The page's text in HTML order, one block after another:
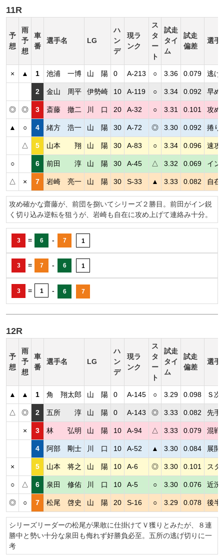
11R
予
想
雨
予
想
車
番
選手名 LG
ハ
ン
デ
現ラ
ンク
ス
タ
ー
ト
試走
タイ
ム
試走
偏差
選手
× ▲ 1 池浦 一博 山 陽 0 A-213 ○ 3.36 0.079 逃げ
2 金山 周平 伊勢崎 10 A-119 ○ 3.34 0.092 早め
◎ ◎ 3 斎藤 撤二 川 口 20 A-32 ○ 3.31 0.101 攻め
▲ ○ 4 緒方 浩一 山 陽 30 A-72 ◎ 3.30 0.092 捲り
△ 5 山本 翔 山 陽 30 A-83 ○ 3.34 0.096 速攻
○ 6 前田 淳 山 陽 30 A-45 △ 3.32 0.069 イン
△ × 7 岩崎 亮一 山 陽 30 S-33 ▲ 3.33 0.082 自在
攻め確かな齋藤が、前団を捌いてシリーズ２勝目。前田がイン鋭
く切り込み逆転を狙うが、岩崎も自在に攻め上げて連絡み十分。
3 = 6 - 7 1
3 = 7 - 6 1
3 = 1 - 6 7
12R
予
想
雨
予
想
車
番
選手名 LG
ハ
ン
デ
現ラ
ンク
ス
タ
ー
ト
試走
タイ
ム
試走
偏差
選手
▲ ▲ 1 角 翔太郎 山 陽 0 A-145 ○ 3.29 0.098 Ｓ次
△ ◎ 2 五所 淳 山 陽 0 A-143 ◎ 3.33 0.082 先手
× 3 林 弘明 山 陽 10 A-94 △ 3.33 0.079 混戦
4 阿部 剛士 川 口 10 A-52 ▲ 3.30 0.084 展開
× 5 山本 将之 山 陽 10 A-6 ◎ 3.30 0.101 スタ
○ △ 6 泉田 修佑 川 口 10 A-5 ○ 3.30 0.076 近況
◎ ○ 7 松尾 啓史 山 陽 20 S-16 ○ 3.29 0.078 後半
シリーズリーダーの松尾が果敢に仕掛けてＶ獲りとみたが、８連
勝中と勢い十分な泉田も侮れず好勝負必至。五所の逃げ切りに一
考